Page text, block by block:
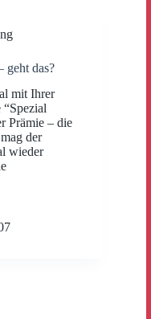
geht das?
mit Ihrer
Prämie – die
der
wieder